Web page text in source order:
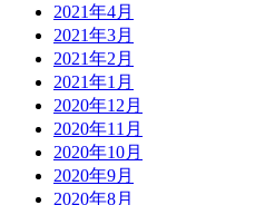
2021年4月
2021年3月
2021年2月
2021年1月
2020年12月
2020年11月
2020年10月
2020年9月
2020年8月